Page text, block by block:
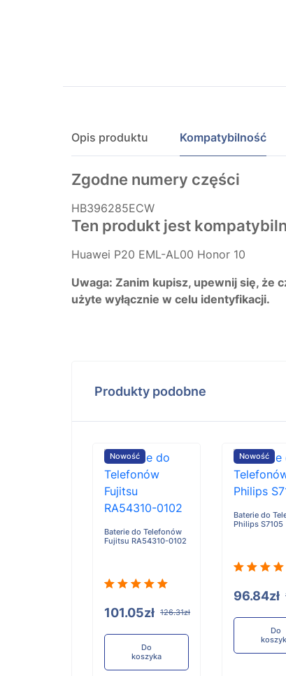
Opis produktu Kompatybilność
Zgodne numery części
HB396285ECW
Ten produkt jest
Huawei P20 EML-AL00 Honor 10
Uwaga: Zanim kupisz, upewnij się, że
użyte wyłącznie w celu identyfikacji.
Produkty podobne
Nowość
Baterie do Telefonów
Fujitsu RA54310-0102
101.05zł 126.31zł
Do
koszyka
Nowość
Baterie do
Philips S7105
96.84zł
Do